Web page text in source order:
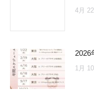
4月
2026
1月